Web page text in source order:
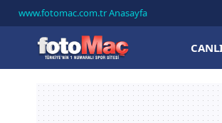
www.fotomac.com.tr Anasayfa